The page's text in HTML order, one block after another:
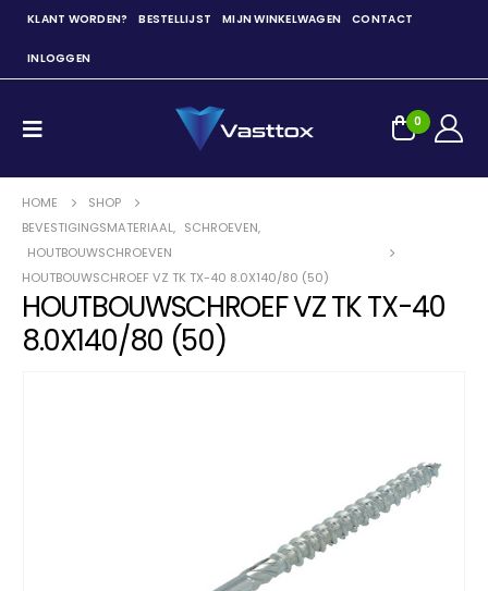
KLANT WORDEN? BESTELLIJST MIJN WINKELWAGEN CONTACT
INLOGGEN
0
HOME
SHOP
BEVESTIGINGSMATERIAAL, SCHROEVEN,
HOUTBOUWSCHROEVEN
HOUTBOUWSCHROEF VZ TK TX-40 8.0X140/80 (50)
HOUTBOUWSCHROEF VZ TK TX-40
8.0X140/80 (50)